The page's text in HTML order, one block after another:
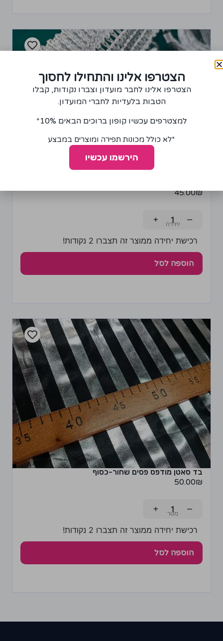
45.00₪
−
+
רכישת יחידה ממוצר זה תצברו 2 נקודות!
הוספה לסל
בד סאטן מודפס פסים שחור-כסוף
50.00₪
−
+
רכישת יחידה ממוצר זה תצברו 2 נקודות!
הוספה לסל
הצטרפו אלינו והתחילו לחסוך
הצטרפו אלינו לחבר מועדון וצברו נקודות, קבלו
הטבות בלעדיות לחברי המועדון.
למצטרפים עכשיו קופון ברוכים הבאים 10%*
*לא כולל מכונות תפירה ומוצרים במבצע
הירשמו עכשיו